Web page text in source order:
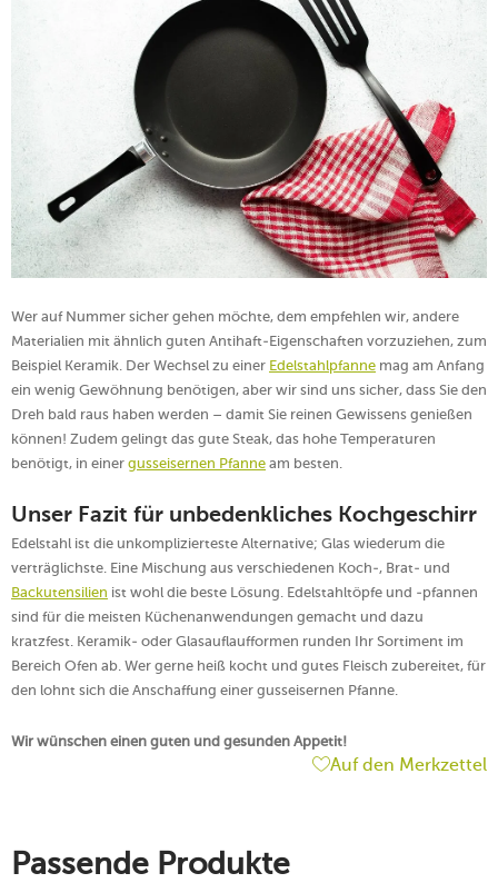
Wer auf Nummer sicher gehen möchte, dem empfehlen wir, andere
Materialien mit ähnlich guten Antihaft-Eigenschaften vorzuziehen, zum
Beispiel Keramik. Der Wechsel zu einer Edelstahlpfanne mag am Anfang
ein wenig Gewöhnung benötigen, aber wir sind uns sicher, dass Sie den
Dreh bald raus haben werden – damit Sie reinen Gewissens genießen
können! Zudem gelingt das gute Steak, das hohe Temperaturen
benötigt, in einer gusseisernen Pfanne am besten.
Unser Fazit für unbedenkliches Kochgeschirr
Edelstahl ist die unkomplizierteste Alternative; Glas wiederum die
verträglichste. Eine Mischung aus verschiedenen Koch-, Brat- und
Backutensilien ist wohl die beste Lösung. Edelstahltöpfe und -pfannen
sind für die meisten Küchenanwendungen gemacht und dazu
kratzfest. Keramik- oder Glasauflaufformen runden Ihr Sortiment im
Bereich Ofen ab. Wer gerne heiß kocht und gutes Fleisch zubereitet, für
den lohnt sich die Anschaffung einer gusseisernen Pfanne.
Wir wünschen einen guten und gesunden Appetit!
Auf den Merkzettel
Passende Produkte